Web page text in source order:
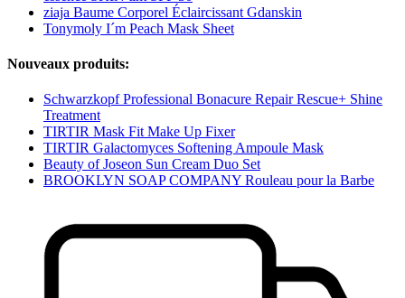
ziaja Baume Corporel Éclaircissant Gdanskin
Tonymoly I´m Peach Mask Sheet
Nouveaux produits:
Schwarzkopf Professional Bonacure Repair Rescue+ Shine
Treatment
TIRTIR Mask Fit Make Up Fixer
TIRTIR Galactomyces Softening Ampoule Mask
Beauty of Joseon Sun Cream Duo Set
BROOKLYN SOAP COMPANY Rouleau pour la Barbe